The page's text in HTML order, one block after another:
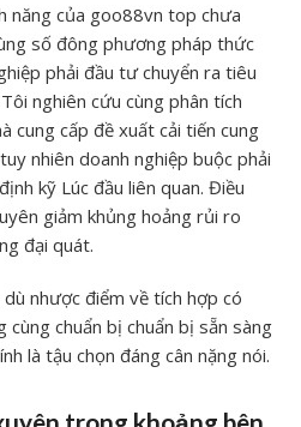
năng của goo88vn top chưa
số đông phương pháp thức
phải đầu tư chuyển ra tiêu
nghiên cứu cùng phân tích
cung cấp đề xuất cải tiến cung
nhiên doanh nghiệp buộc phải
kỹ Lúc đầu liên quan. Điều
giảm khủng hoảng rủi ro
đại quát.
nhược điểm về tích hợp có
chuẩn bị chuẩn bị sẵn sàng
là tậu chọn đáng cân nặng nói.